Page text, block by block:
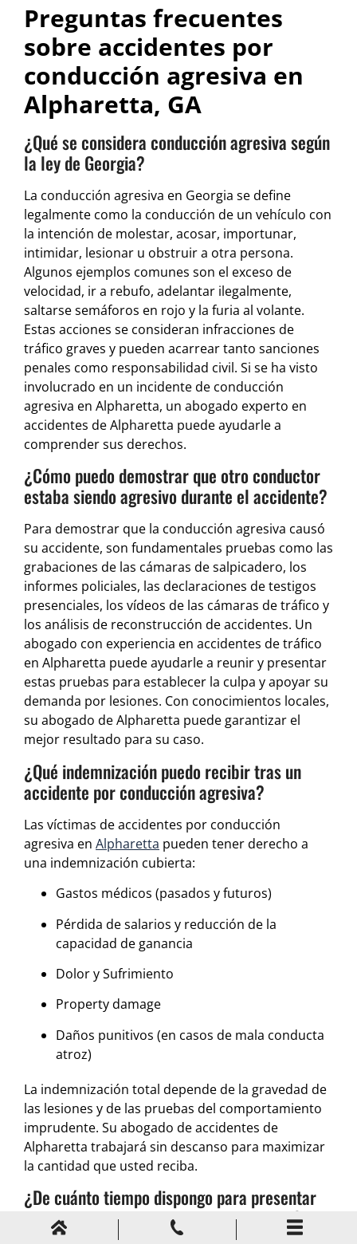
Preguntas frecuentes
sobre accidentes por
conducción agresiva en
Alpharetta, GA
¿Qué se considera conducción agresiva según
la ley de Georgia?
La conducción agresiva en Georgia se define
legalmente como la conducción de un vehículo con
la intención de molestar, acosar, importunar,
intimidar, lesionar u obstruir a otra persona.
Algunos ejemplos comunes son el exceso de
velocidad, ir a rebufo, adelantar ilegalmente,
saltarse semáforos en rojo y la furia al volante.
Estas acciones se consideran infracciones de
tráfico graves y pueden acarrear tanto sanciones
penales como responsabilidad civil. Si se ha visto
involucrado en un incidente de conducción
agresiva en Alpharetta, un abogado experto en
accidentes de Alpharetta puede ayudarle a
comprender sus derechos.
¿Cómo puedo demostrar que otro conductor
estaba siendo agresivo durante el accidente?
Para demostrar que la conducción agresiva causó
su accidente, son fundamentales pruebas como las
grabaciones de las cámaras de salpicadero, los
informes policiales, las declaraciones de testigos
presenciales, los vídeos de las cámaras de tráfico y
los análisis de reconstrucción de accidentes. Un
abogado con experiencia en accidentes de tráfico
en Alpharetta puede ayudarle a reunir y presentar
estas pruebas para establecer la culpa y apoyar su
demanda por lesiones. Con conocimientos locales,
su abogado de Alpharetta puede garantizar el
mejor resultado para su caso.
¿Qué indemnización puedo recibir tras un
accidente por conducción agresiva?
Las víctimas de accidentes por conducción
agresiva en Alpharetta pueden tener derecho a
una indemnización cubierta:
Gastos médicos (pasados y futuros)
Pérdida de salarios y reducción de la
capacidad de ganancia
Dolor y Sufrimiento
Property damage
Daños punitivos (en casos de mala conducta
atroz)
La indemnización total depende de la gravedad de
las lesiones y de las pruebas del comportamiento
imprudente. Su abogado de accidentes de
Alpharetta trabajará sin descanso para maximizar
la cantidad que usted reciba.
¿De cuánto tiempo dispongo para presentar
una demanda por accidente de conducción
agresiva en Georgia?